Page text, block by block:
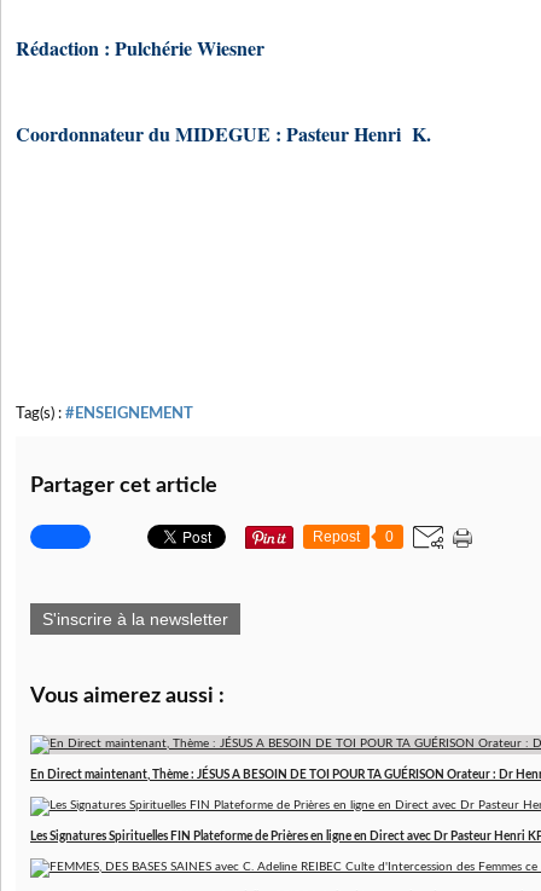
Rédaction : Pulchérie Wiesner
Coordonnateur du MIDEGUE : Pasteur Henri K.
Tag(s) : #ENSEIGNEMENT
Partager cet article
Repost 0
S'inscrire à la newsletter
Vous aimerez aussi :
En Direct maintenant, Thème : JÉSUS A BESOIN DE TOI POUR TA GUÉRISON Orateur : Dr
Les Signatures Spirituelles FIN Plateforme de Prières en ligne en Direct avec Dr Pasteur Henri